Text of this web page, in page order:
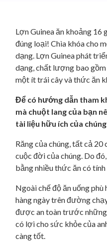
Lợn Guinea ăn khoảng 16
đúng loại! Chìa khóa cho
dạng. Lợn Guinea phát
dạng, chất lượng bao gồm
một ít trái cây và thức ăn
Để có hướng dẫn tham
mà chuột lang của bạn
tài liệu hữu ích của
Răng của chúng, tất cả
cuộc đời của chúng. Do
bằng nhiều thức ăn có
Ngoài chế độ ăn uống
hàng ngày trên đường
được an toàn trước
có lợi cho sức khỏe của
càng tốt.